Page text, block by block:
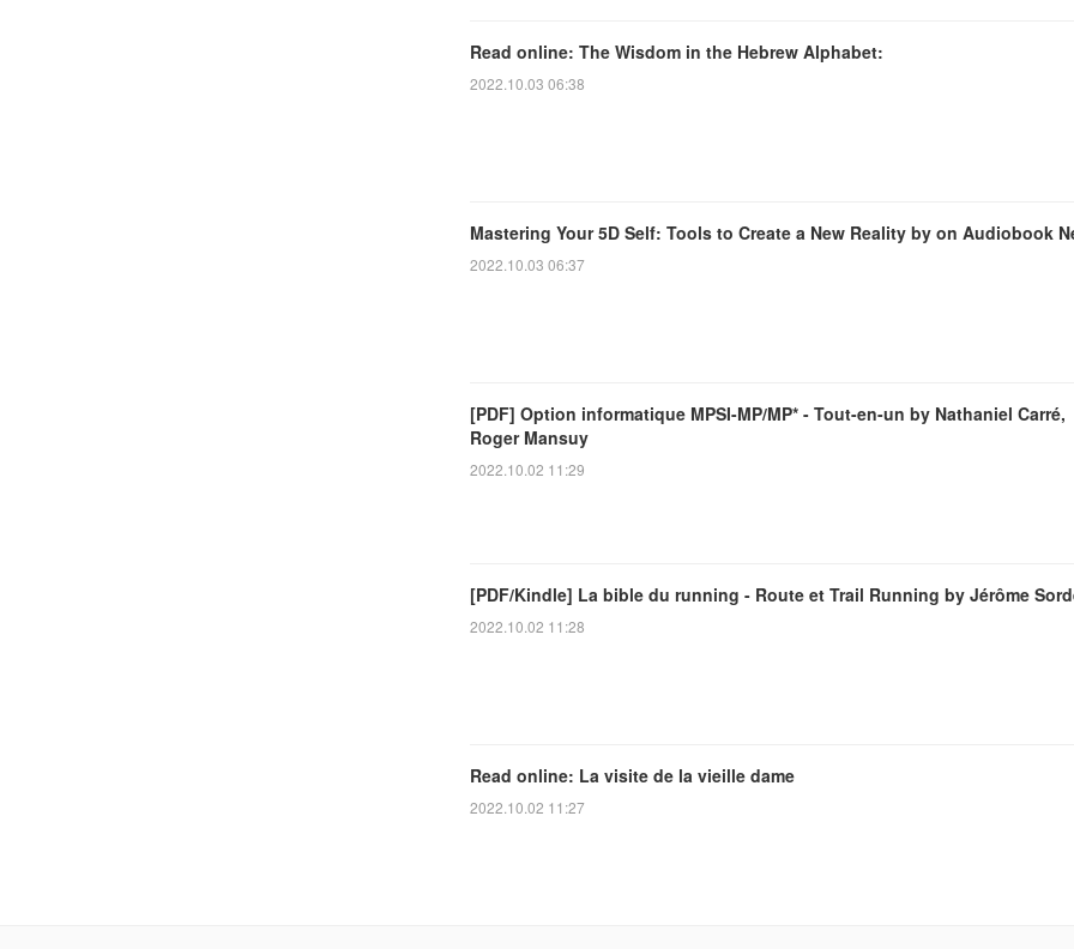
Read online: The Wisdom in the Hebrew Alphabet:
2022.10.03 06:38
Mastering Your 5D Self: Tools to Create a New Reality by on Audiobook
2022.10.03 06:37
[PDF] Option informatique MPSI-MP/MP* - Tout-en-un by Nathaniel Carré,
Roger Mansuy
2022.10.02 11:29
[PDF/Kindle] La bible du running - Route et Trail Running by Jérôme
2022.10.02 11:28
Read online: La visite de la vieille dame
2022.10.02 11:27